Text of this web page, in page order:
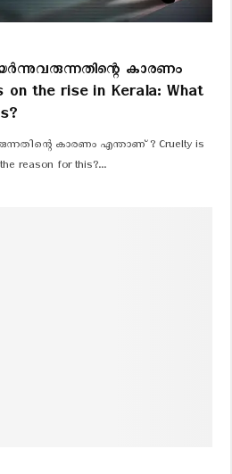
കാരണം
the rise in Kerala: What
കാരണം എന്താണ് ? Cruelty is
reason for this?...